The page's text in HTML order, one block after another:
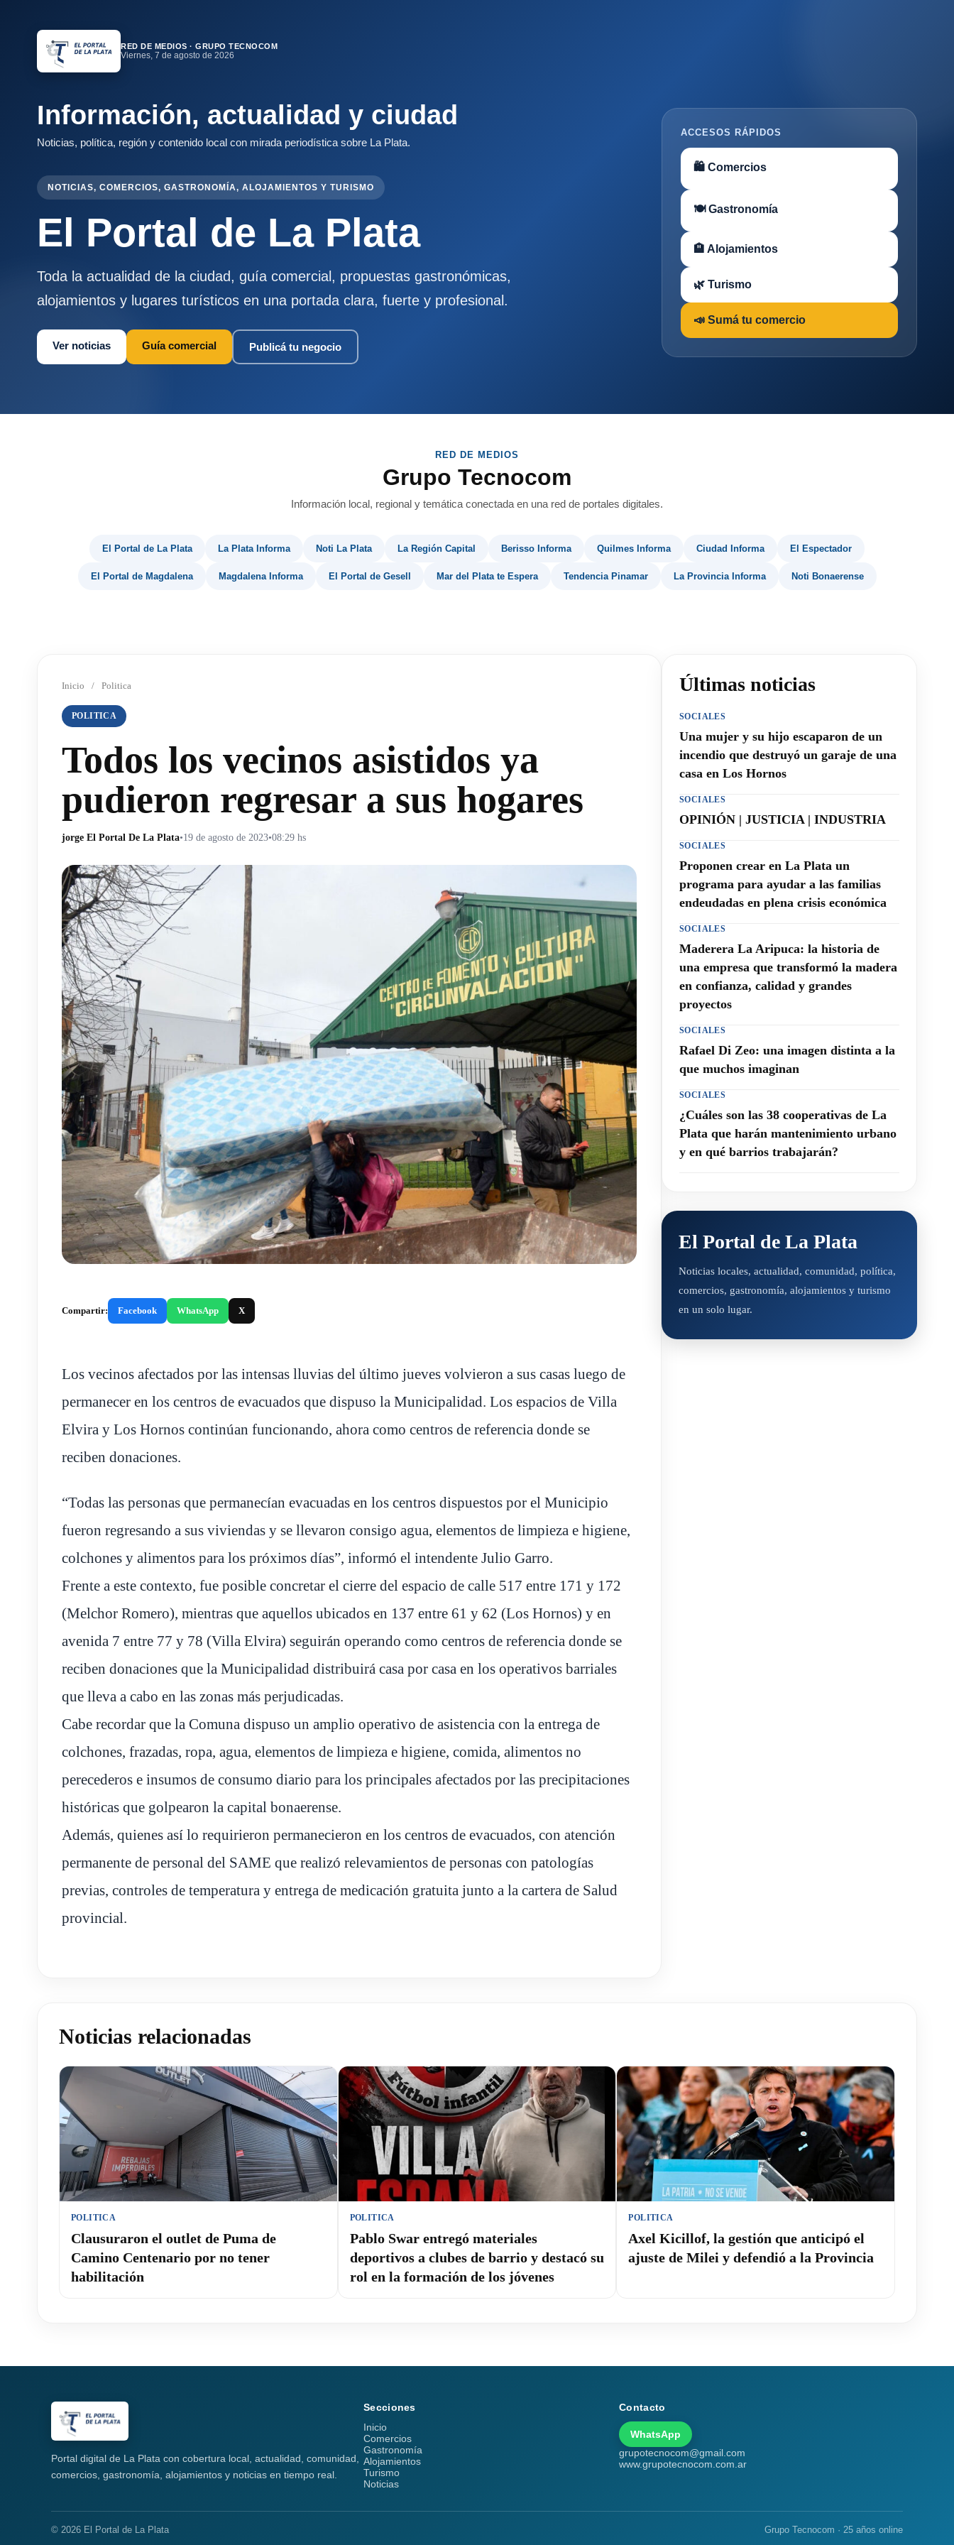
RED DE MEDIOS · GRUPO TECNOCOM
Viernes, 7 de agosto de 2026
Información, actualidad y ciudad
Noticias, política, región y contenido local con mirada periodística sobre La Plata.
NOTICIAS, COMERCIOS, GASTRONOMÍA, ALOJAMIENTOS Y TURISMO
El Portal de La Plata
Toda la actualidad de la ciudad, guía comercial, propuestas gastronómicas,
alojamientos y lugares turísticos en una portada clara, fuerte y profesional.
Ver noticias Guía comercial Publicá tu negocio
ACCESOS RÁPIDOS
🛍 Comercios
🍽 Gastronomía
🏨 Alojamientos
🌿 Turismo
📣 Sumá tu comercio
RED DE MEDIOS
Grupo Tecnocom
Información local, regional y temática conectada en una red de portales digitales.
El Portal de La Plata La Plata Informa Noti La Plata La Región Capital Berisso Informa Quilmes Informa Ciudad Informa El Espectador
El Portal de Magdalena Magdalena Informa El Portal de Gesell Mar del Plata te Espera Tendencia Pinamar La Provincia Informa Noti Bonaerense
Inicio / Politica
POLITICA
Todos los vecinos asistidos ya
pudieron regresar a sus hogares
jorge El Portal De La Plata•19 de agosto de 2023•08:29 hs
Compartir: Facebook WhatsApp X
Los vecinos afectados por las intensas lluvias del último jueves volvieron a sus casas luego de
permanecer en los centros de evacuados que dispuso la Municipalidad. Los espacios de Villa
Elvira y Los Hornos continúan funcionando, ahora como centros de referencia donde se
reciben donaciones.
“Todas las personas que permanecían evacuadas en los centros dispuestos por el Municipio
fueron regresando a sus viviendas y se llevaron consigo agua, elementos de limpieza e higiene,
colchones y alimentos para los próximos días”, informó el intendente Julio Garro.
Frente a este contexto, fue posible concretar el cierre del espacio de calle 517 entre 171 y 172
(Melchor Romero), mientras que aquellos ubicados en 137 entre 61 y 62 (Los Hornos) y en
avenida 7 entre 77 y 78 (Villa Elvira) seguirán operando como centros de referencia donde se
reciben donaciones que la Municipalidad distribuirá casa por casa en los operativos barriales
que lleva a cabo en las zonas más perjudicadas.
Cabe recordar que la Comuna dispuso un amplio operativo de asistencia con la entrega de
colchones, frazadas, ropa, agua, elementos de limpieza e higiene, comida, alimentos no
perecederos e insumos de consumo diario para los principales afectados por las precipitaciones
históricas que golpearon la capital bonaerense.
Además, quienes así lo requirieron permanecieron en los centros de evacuados, con atención
permanente de personal del SAME que realizó relevamientos de personas con patologías
previas, controles de temperatura y entrega de medicación gratuita junto a la cartera de Salud
provincial.
Últimas noticias
SOCIALES
Una mujer y su hijo escaparon de un
incendio que destruyó un garaje de una
casa en Los Hornos
SOCIALES
OPINIÓN | JUSTICIA | INDUSTRIA
SOCIALES
Proponen crear en La Plata un
programa para ayudar a las familias
endeudadas en plena crisis económica
SOCIALES
Maderera La Aripuca: la historia de
una empresa que transformó la madera
en confianza, calidad y grandes
proyectos
SOCIALES
Rafael Di Zeo: una imagen distinta a la
que muchos imaginan
SOCIALES
¿Cuáles son las 38 cooperativas de La
Plata que harán mantenimiento urbano
y en qué barrios trabajarán?
El Portal de La Plata
Noticias locales, actualidad, comunidad, política,
comercios, gastronomía, alojamientos y turismo
en un solo lugar.
Noticias relacionadas
POLITICA
Clausuraron el outlet de Puma de
Camino Centenario por no tener
habilitación
POLITICA
Pablo Swar entregó materiales
deportivos a clubes de barrio y destacó su
rol en la formación de los jóvenes
POLITICA
Axel Kicillof, la gestión que anticipó el
ajuste de Milei y defendió a la Provincia
Portal digital de La Plata con cobertura local, actualidad, comunidad,
comercios, gastronomía, alojamientos y noticias en tiempo real.
Secciones
Inicio
Comercios
Gastronomía
Alojamientos
Turismo
Noticias
Contacto
WhatsApp
grupotecnocom@gmail.com
www.grupotecnocom.com.ar
© 2026 El Portal de La Plata Grupo Tecnocom · 25 años online